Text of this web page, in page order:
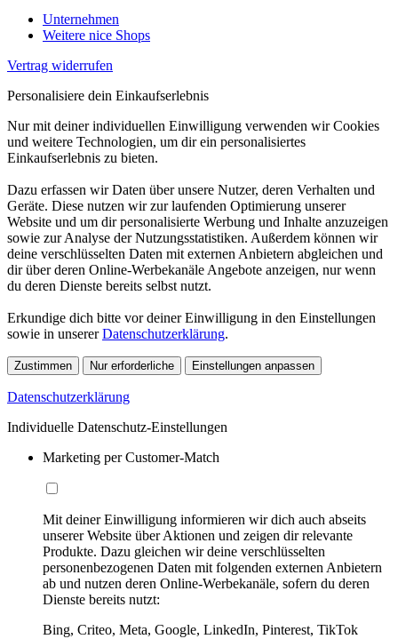
Unternehmen
Weitere nice Shops
Vertrag widerrufen
Personalisiere dein Einkaufserlebnis
Nur mit deiner individuellen Einwilligung verwenden wir Cookies
und weitere Technologien, um dir ein personalisiertes
Einkaufserlebnis zu bieten.
Dazu erfassen wir Daten über unsere Nutzer, deren Verhalten und
Geräte. Diese nutzen wir zur laufenden Optimierung unserer
Website und um dir personalisierte Werbung und Inhalte anzuzeigen
sowie zur Analyse der Nutzungsstatistiken. Außerdem können wir
deine verschlüsselten Daten mit externen Anbietern abgleichen und
dir über deren Online-Werbekanäle Angebote anzeigen, nur wenn
du deren Dienste bereits selbst nutzt.
Erkundige dich bitte vor deiner Einwilligung in den Einstellungen
sowie in unsererDatenschutzerklärung.
Zustimmen Nur erforderliche Einstellungen anpassen
Datenschutzerklärung
Individuelle Datenschutz-Einstellungen
Marketing per Customer-Match
Mit deiner Einwilligung informieren wir dich auch abseits
unserer Website über Aktionen und zeigen dir relevante
Produkte. Dazu gleichen wir deine verschlüsselten
personenbezogenen Daten mit folgenden externen Anbietern
ab und nutzen deren Online-Werbekanäle, sofern du deren
Dienste bereits nutzt:
Bing, Criteo, Meta, Google, LinkedIn, Pinterest, TikTok